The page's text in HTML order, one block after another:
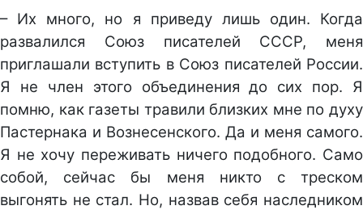
– Их много, но я приведу лишь один. Когда
развалился Союз писателей СССР, меня
приглашали вступить в Союз писателей России.
Я не член этого объединения до сих пор. Я
помню, как газеты травили близких мне по духу
Пастернака и Вознесенского. Да и меня самого.
Я не хочу переживать ничего подобного. Само
собой, сейчас бы меня никто с треском
выгонять не стал. Но, назвав себя наследником